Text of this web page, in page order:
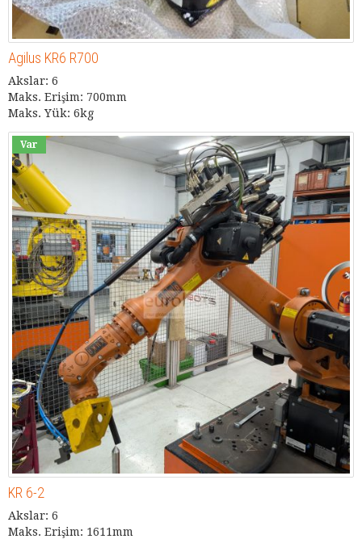
Agilus KR6 R700
Akslar: 6
Maks. Erişim: 700mm
Maks. Yük: 6kg
Var
KR 6-2
Akslar: 6
Maks. Erişim: 1611mm